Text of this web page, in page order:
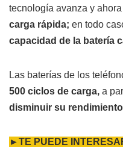
tecnología avanza y
carga rápida; en todo
capacidad de la batería
Las baterías de los
500 ciclos de carga, a
disminuir su
►TE PUEDE